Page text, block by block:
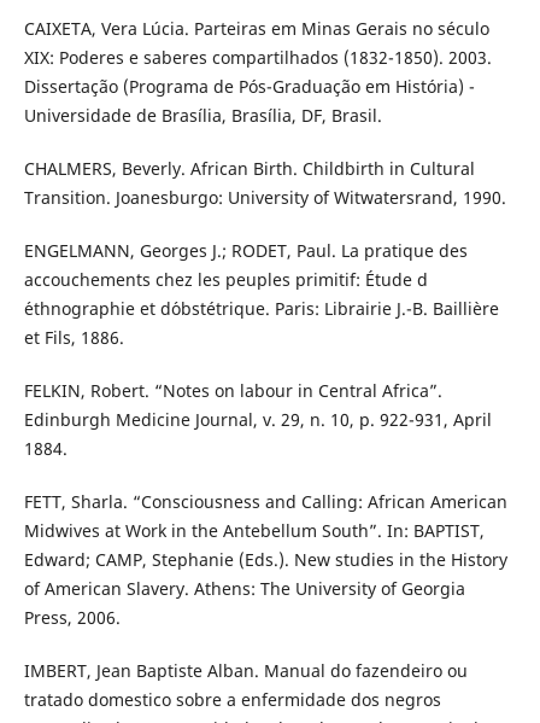
CAIXETA, Vera Lúcia. Parteiras em Minas Gerais no século
XIX: Poderes e saberes compartilhados (1832-1850). 2003.
Dissertação (Programa de Pós-Graduação em História) -
Universidade de Brasília, Brasília, DF, Brasil.
CHALMERS, Beverly. African Birth. Childbirth in Cultural
Transition. Joanesburgo: University of Witwatersrand, 1990.
ENGELMANN, Georges J.; RODET, Paul. La pratique des
accouchements chez les peuples primitif: Étude d
´ethnographie et d´obstétrique. Paris: Librairie J.-B. Baillière
et Fils, 1886.
FELKIN, Robert. “Notes on labour in Central Africa”.
Edinburgh Medicine Journal, v. 29, n. 10, p. 922-931, April
1884.
FETT, Sharla. “Consciousness and Calling: African American
Midwives at Work in the Antebellum South”. In: BAPTIST,
Edward; CAMP, Stephanie (Eds.). New studies in the History
of American Slavery. Athens: The University of Georgia
Press, 2006.
IMBERT, Jean Baptiste Alban. Manual do fazendeiro ou
tratado domestico sobre a enfermidade dos negros